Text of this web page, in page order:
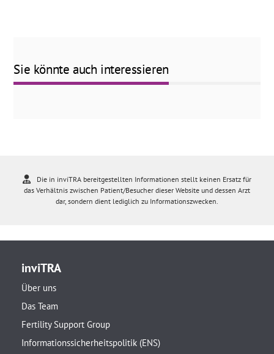
Sie könnte auch interessieren
Die in inviTRA bereitgestellten Informationen stellt keinen Ersatz für
das Verhältnis zwischen Patient/Besucher dieser Website und dessen Arzt
dar, sondern dient lediglich zu Informationszwecken.
inviTRA
Über uns
Das Team
Fertility Support Group
Informationssicherheitspolitik (ENS)